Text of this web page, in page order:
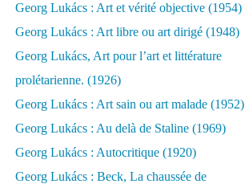
Georg Lukács : Art et vérité objective (1954)
Georg Lukács : Art libre ou art dirigé (1948)
Georg Lukács, Art pour l’art et littérature
prolétarienne. (1926)
Georg Lukács : Art sain ou art malade (1952)
Georg Lukács : Au delà de Staline (1969)
Georg Lukács : Autocritique (1920)
Georg Lukács : Beck, La chaussée de